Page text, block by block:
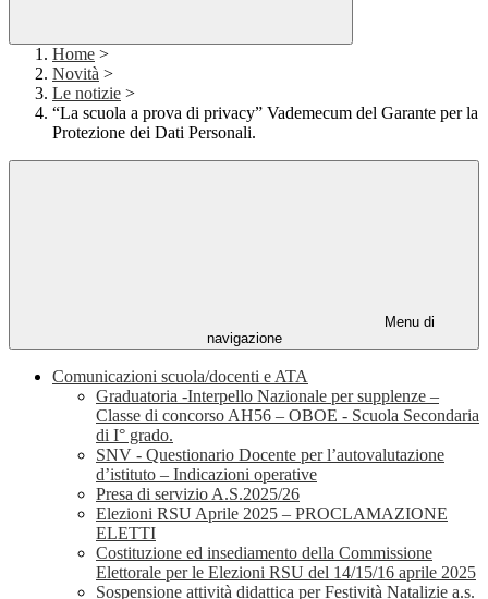
Home >
Novità >
Le notizie >
“La scuola a prova di privacy” Vademecum del Garante per la
Protezione dei Dati Personali.
Menu di
navigazione
Comunicazioni scuola/docenti e ATA
Graduatoria -Interpello Nazionale per supplenze –
Classe di concorso AH56 – OBOE - Scuola Secondaria
di I° grado.
SNV - Questionario Docente per l’autovalutazione
d’istituto – Indicazioni operative
Presa di servizio A.S.2025/26
Elezioni RSU Aprile 2025 – PROCLAMAZIONE
ELETTI
Costituzione ed insediamento della Commissione
Elettorale per le Elezioni RSU del 14/15/16 aprile 2025
Sospensione attività didattica per Festività Natalizie a.s.